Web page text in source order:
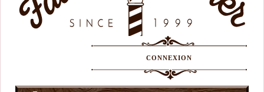
CONNEXION